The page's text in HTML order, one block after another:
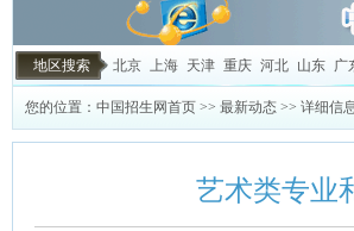
地区搜索 北京 上海 天津 重庆 河北 山东 广
您的位置： 中国招生网首页 >> 最新动态 >> 详细信
艺术类专业